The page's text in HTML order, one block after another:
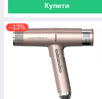
Купити
–13%